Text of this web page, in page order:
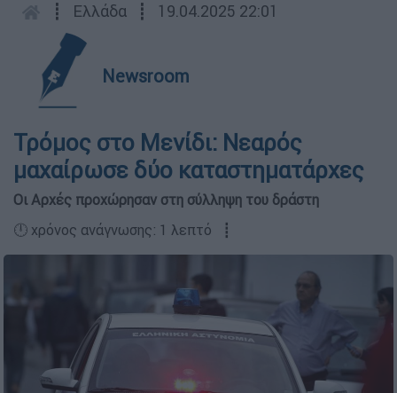
┋ Ελλάδα ┋ 19.04.2025 22:01
Newsroom
Τρόμος στο Μενίδι: Νεαρός
μαχαίρωσε δύο καταστηματάρχες
Οι Αρχές προχώρησαν στη σύλληψη του δράστη
🕛 χρόνος ανάγνωσης: 1 λεπτό ┋